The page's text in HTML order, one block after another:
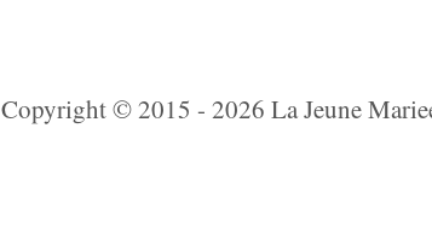
Copyright © 2015 - 2026 La Jeune